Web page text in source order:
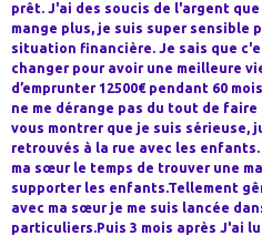
prêt. J'ai des soucis de l'argent
mange plus, je suis super sensible
situation financière. Je sais que
changer pour avoir une meilleure
d’emprunter 12500€ pendant 60
ne me dérange pas du tout de
vous montrer que je suis sérieuse,
retrouvés à la rue avec les
ma sœur le temps de trouver une
supporter les enfants.Tellement
avec ma sœur je me suis lancée
particuliers.Puis 3 mois après J'ai